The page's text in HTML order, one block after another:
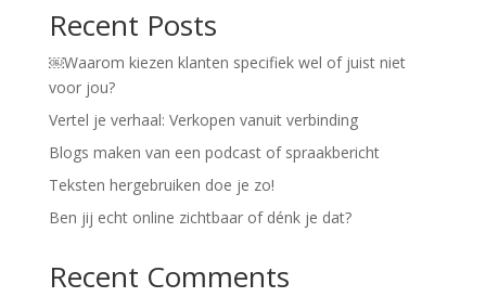
Recent Posts
￼Waarom kiezen klanten specifiek wel of juist niet
voor jou?
Vertel je verhaal: Verkopen vanuit verbinding
Blogs maken van een podcast of spraakbericht
Teksten hergebruiken doe je zo!
Ben jij echt online zichtbaar of dénk je dat?
Recent Comments